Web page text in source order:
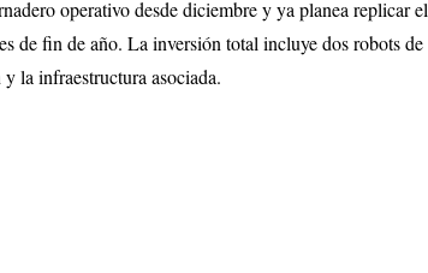
operativo desde diciembre y ya planea replicar el
de fin de año. La inversión total incluye dos robots de
la infraestructura asociada.